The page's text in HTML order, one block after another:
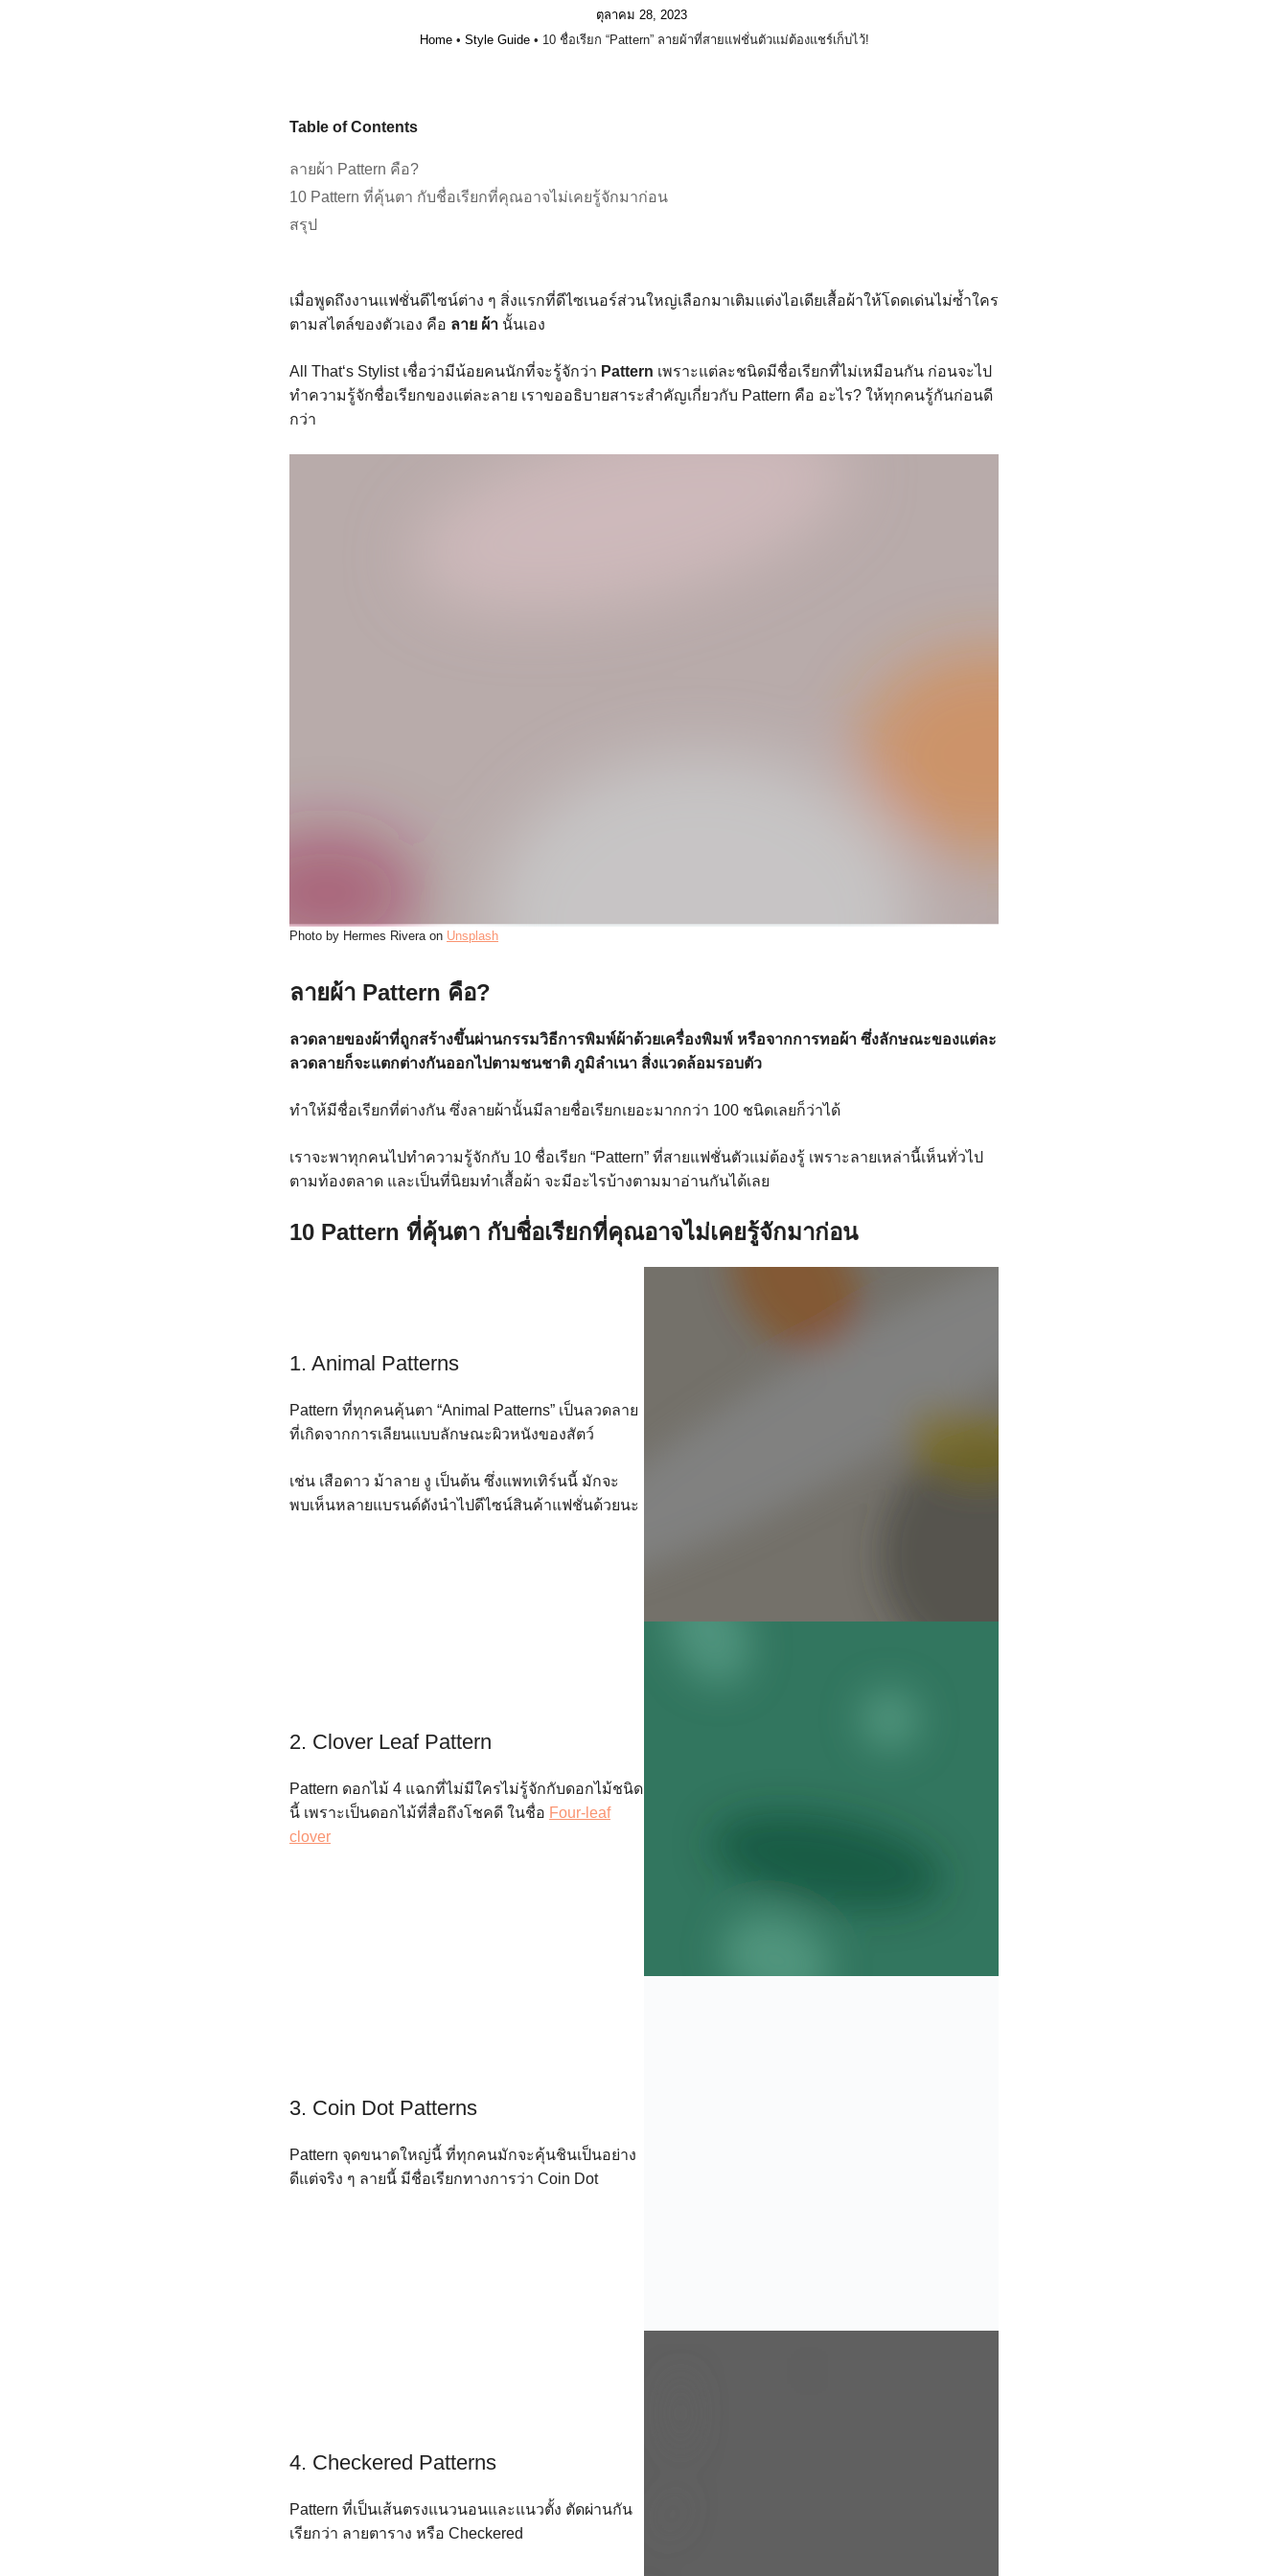
ตุลาคม 28, 2023
Home• Style Guide• 10 ชื่อเรียก “Pattern” ลายผ้าที่สายแฟชั่นตัวแม่ต้องแชร์เก็บไว้!
Table of Contents
ลายผ้า Pattern คือ?
10 Pattern ที่คุ้นตา กับชื่อเรียกที่คุณอาจไม่เคยรู้จักมาก่อน
สรุป
เมื่อพูดถึงงานแฟชั่นดีไซน์ต่าง ๆ สิ่งแรกที่ดีไซเนอร์ส่วนใหญ่เลือกมาเติมแต่งไอเดียเสื้อผ้าให้โดดเด่นไม่ซ้ำใคร
ตามสไตล์ของตัวเอง คือ ลาย ผ้า นั้นเอง
All That‘s Stylist เชื่อว่ามีน้อยคนนักที่จะรู้จักว่า Pattern เพราะแต่ละชนิดมีชื่อเรียกที่ไม่เหมือนกัน ก่อนจะไป
ทำความรู้จักชื่อเรียกของแต่ละลาย เราขออธิบายสาระสำคัญเกี่ยวกับ Pattern คือ อะไร? ให้ทุกคนรู้กันก่อนดี
กว่า
Photo by Hermes Rivera on Unsplash
ลายผ้า Pattern คือ?
ลวดลายของผ้าที่ถูกสร้างขึ้นผ่านกรรมวิธีการพิมพ์ผ้าด้วยเครื่องพิมพ์ หรือจากการทอผ้า ซึ่งลักษณะของแต่ละ
ลวดลายก็จะแตกต่างกันออกไปตามชนชาติ ภูมิลำเนา สิ่งแวดล้อมรอบตัว
ทำให้มีชื่อเรียกที่ต่างกัน ซึ่งลายผ้านั้นมีลายชื่อเรียกเยอะมากกว่า 100 ชนิดเลยก็ว่าได้
เราจะพาทุกคนไปทำความรู้จักกับ 10 ชื่อเรียก “Pattern” ที่สายแฟชั่นตัวแม่ต้องรู้ เพราะลายเหล่านี้เห็นทั่วไป
ตามท้องตลาด และเป็นที่นิยมทำเสื้อผ้า จะมีอะไรบ้างตามมาอ่านกันได้เลย
10 Pattern ที่คุ้นตา กับชื่อเรียกที่คุณอาจไม่เคยรู้จักมาก่อน
1. Animal Patterns
Pattern ที่ทุกคนคุ้นตา “Animal Patterns” เป็นลวดลาย
ที่เกิดจากการเลียนแบบลักษณะผิวหนังของสัตว์
เช่น เสือดาว ม้าลาย งู เป็นต้น ซึ่งแพทเทิร์นนี้ มักจะ
พบเห็นหลายแบรนด์ดังนำไปดีไซน์สินค้าแฟชั่นด้วยนะ
2. Clover Leaf Pattern
Pattern ดอกไม้ 4 แฉกที่ไม่มีใครไม่รู้จักกับดอกไม้ชนิด
นี้ เพราะเป็นดอกไม้ที่สื่อถึงโชคดี ในชื่อ Four-leaf
clover
3. Coin Dot Patterns
Pattern จุดขนาดใหญ่นี้ ที่ทุกคนมักจะคุ้นชินเป็นอย่าง
ดีแต่จริง ๆ ลายนี้ มีชื่อเรียกทางการว่า Coin Dot
4. Checkered Patterns
Pattern ที่เป็นเส้นตรงแนวนอนและแนวตั้ง ตัดผ่านกัน
เรียกว่า ลายตาราง หรือ Checkered